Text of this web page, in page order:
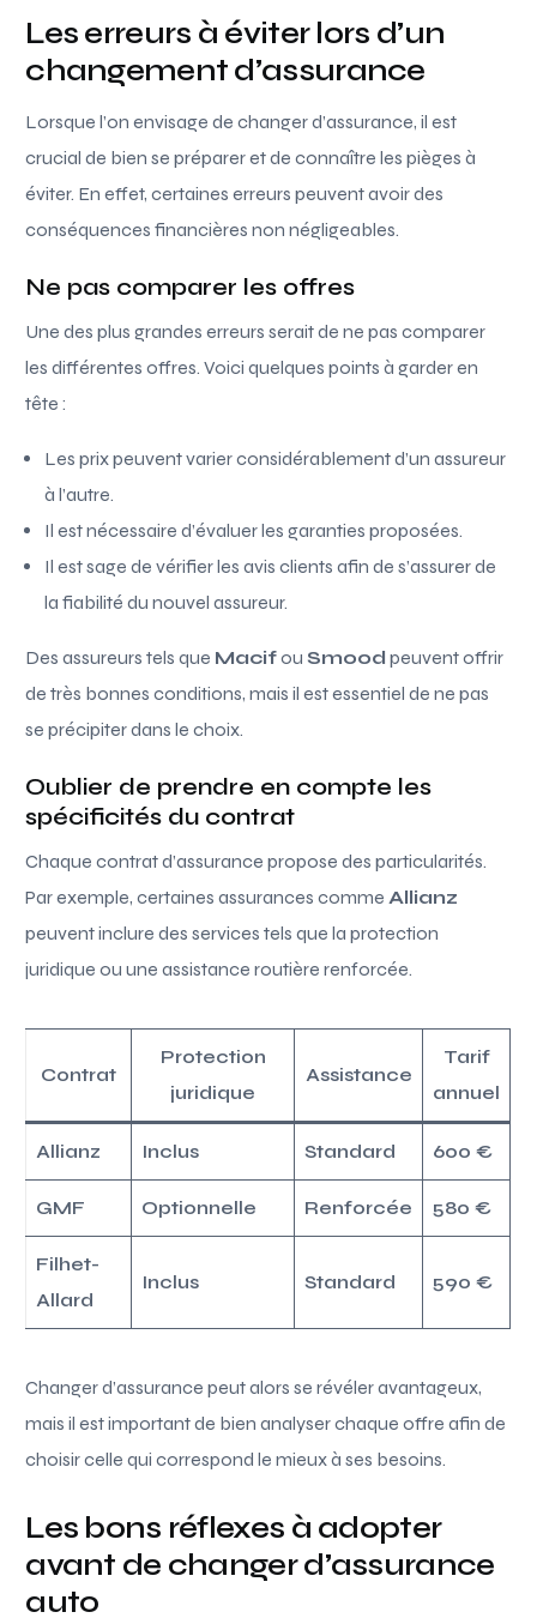
Les erreurs à éviter lors d’un
changement d’assurance
Lorsque l’on envisage de changer d’assurance, il est
crucial de bien se préparer et de connaître les pièges à
éviter. En effet, certaines erreurs peuvent avoir des
conséquences financières non négligeables.
Ne pas comparer les offres
Une des plus grandes erreurs serait de ne pas comparer
les différentes offres. Voici quelques points à garder en
tête :
Les prix peuvent varier considérablement d’un assureur
à l’autre.
Il est nécessaire d’évaluer les garanties proposées.
Il est sage de vérifier les avis clients afin de s’assurer de
la fiabilité du nouvel assureur.
Des assureurs tels que Macifou Smood peuvent offrir
de très bonnes conditions, mais il est essentiel de ne pas
se précipiter dans le choix.
Oublier de prendre en compte les
spécificités du contrat
Chaque contrat d’assurance propose des particularités.
Par exemple, certaines assurances comme Allianz
peuvent inclure des services tels que la protection
juridique ou une assistance routière renforcée.
Contrat
Protection
juridique
Assistance
Tarif
annuel
Allianz Inclus Standard 600 €
GMF Optionnelle Renforcée 580 €
Filhet-
Allard
Inclus Standard 590 €
Changer d’assurance peut alors se révéler avantageux,
mais il est important de bien analyser chaque offre afin de
choisir celle qui correspond le mieux à ses besoins.
Les bons réflexes à adopter
avant de changer d’assurance
auto